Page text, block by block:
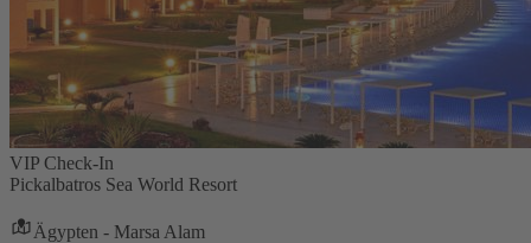
VIP Check-In
Pickalbatros Sea World Resort
Ägypten - Marsa Alam